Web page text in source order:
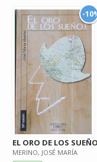
-10%
EL ORO DE LOS
MERINO, JOSÉ MARÍA